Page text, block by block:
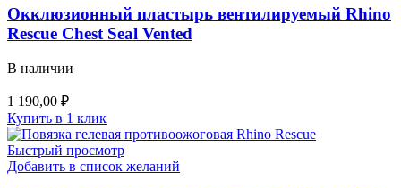
Окклюзионный пластырь вентилируемый Rhino
Rescue Chest Seal Vented
В наличии
1 190,00 ₽
Купить в 1 клик
Быстрый просмотр
Добавить в список желаний